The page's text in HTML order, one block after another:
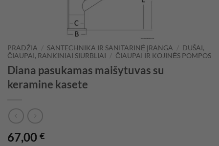
PRADŽIA / SANTECHNIKA IR SANITARINĖ ĮRANGA / DUŠAI,
ČIAUPAI, RANKINIAI SIURBLIAI / ČIAUPAI IR KOJINĖS POMPOS
Diana pasukamas maišytuvas su
keramine kasete
67,00 €